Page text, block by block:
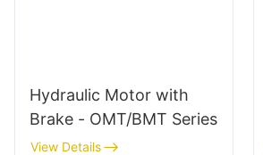
Hydraulic Motor with
Brake - OMT/BMT Series
View Details